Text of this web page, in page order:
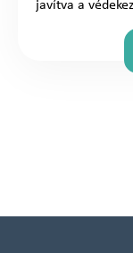
javítva a